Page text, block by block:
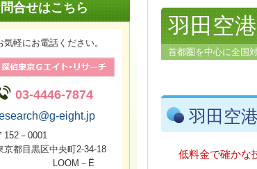
羽田空
首都圏を中心に全国
羽田空
低料金で確かな
合せはこちら
気軽にお電話ください。
03-4446-7874
eight.jp
152－0001
京都目黒区中央町2-34-18
LOOM－Ë